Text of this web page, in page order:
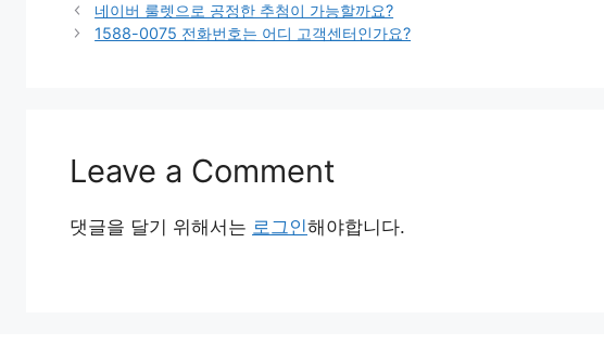
네이버 룰렛으로 공정한 추첨이 가능할까요?
1588-0075 전화번호는 어디 고객센터인가요?
Leave a Comment
댓글을 달기 위해서는 로그인해야합니다.